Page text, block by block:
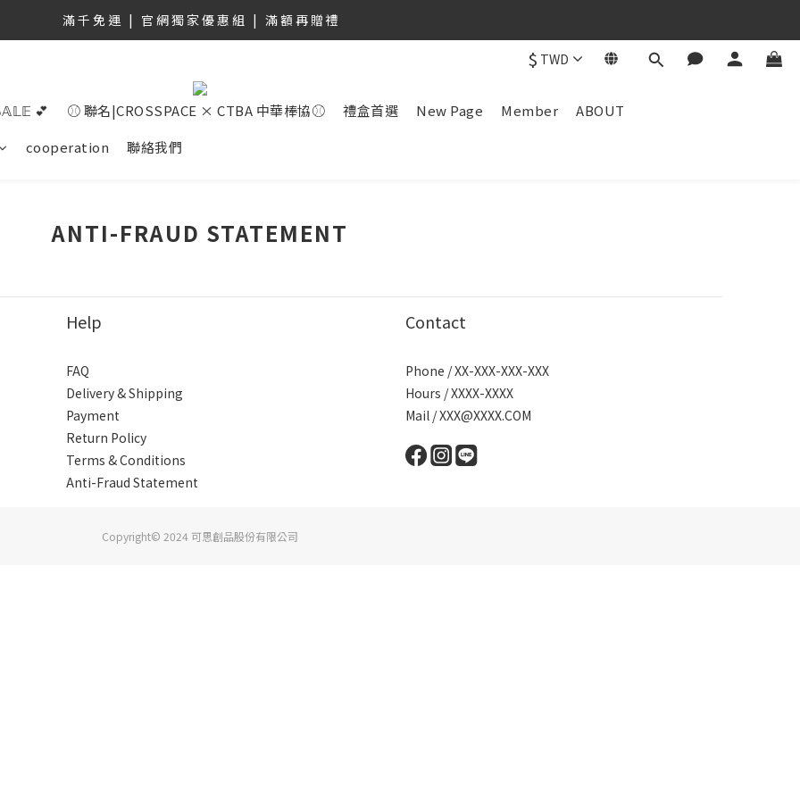
滿 千 免 運   |   官 網 獨 家 優 惠 組   |   滿 額 再 贈 禮
滿 千 免 運   |   官 網 獨 家 優 惠 組   |   滿 額 再 贈 禮
滿 千 免 運   |   官 網 獨 家 優 惠 組   |   滿 額 再 贈 禮
$ TWD
💕 ⚾ 聯名|CROSSPACE × CTBA 中華棒協⚾ 禮盒首選 New Page Member
ABOUT
cooperation 聯絡我們
ANTI-FRAUD STATEMENT
Help
FAQ
Delivery & Shipping
Payment
Return Policy
Terms & Conditions
Anti-Fraud Statement
Contact
Phone / XX-XXX-XXX-XXX
Hours / XXXX-XXXX
Mail / XXX@XXXX.COM
Copyright© 2024 可思創品股份有限公司